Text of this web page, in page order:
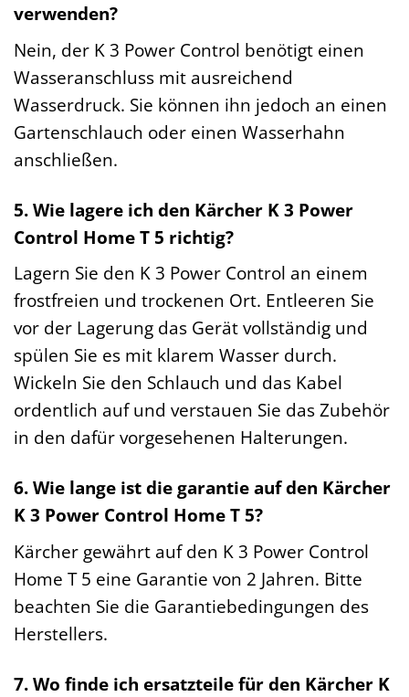
verwenden?
Nein, der K 3 Power Control benötigt einen
Wasseranschluss mit ausreichend
Wasserdruck. Sie können ihn jedoch an einen
Gartenschlauch oder einen Wasserhahn
anschließen.
5. Wie lagere ich den Kärcher K 3 Power
Control Home T 5 richtig?
Lagern Sie den K 3 Power Control an einem
frostfreien und trockenen Ort. Entleeren Sie
vor der Lagerung das Gerät vollständig und
spülen Sie es mit klarem Wasser durch.
Wickeln Sie den Schlauch und das Kabel
ordentlich auf und verstauen Sie das Zubehör
in den dafür vorgesehenen Halterungen.
6. Wie lange ist die garantie auf den Kärcher
K 3 Power Control Home T 5?
Kärcher gewährt auf den K 3 Power Control
Home T 5 eine Garantie von 2 Jahren. Bitte
beachten Sie die Garantiebedingungen des
Herstellers.
7. Wo finde ich ersatzteile für den Kärcher K